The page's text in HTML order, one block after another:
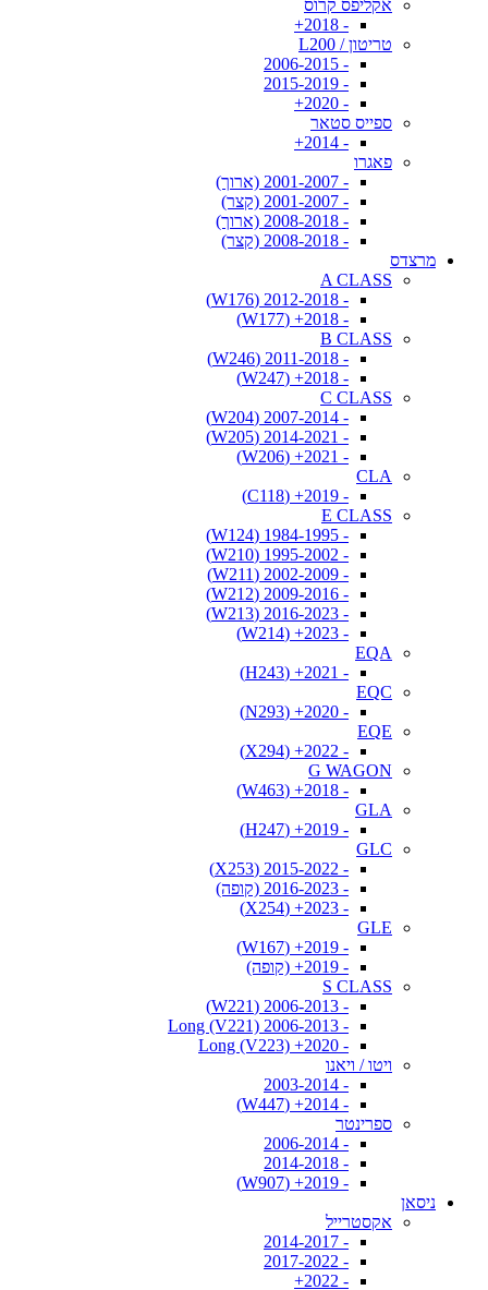
אקליפס קרוס
- 2018+
טריטון / L200
- 2006-2015
- 2015-2019
- 2020+
ספייס סטאר
- 2014+
פאגרו
- 2001-2007 (ארוך)
- 2001-2007 (קצר)
- 2008-2018 (ארוך)
- 2008-2018 (קצר)
מרצדס
A CLASS
- 2012-2018 (W176)
- 2018+ (W177)
B CLASS
- 2011-2018 (W246)
- 2018+ (W247)
C CLASS
- 2007-2014 (W204)
- 2014-2021 (W205)
- 2021+ (W206)
CLA
- 2019+ (C118)
E CLASS
- 1984-1995 (W124)
- 1995-2002 (W210)
- 2002-2009 (W211)
- 2009-2016 (W212)
- 2016-2023 (W213)
- 2023+ (W214)
EQA
- 2021+ (H243)
EQC
- 2020+ (N293)
EQE
- 2022+ (X294)
G WAGON
- 2018+ (W463)
GLA
- 2019+ (H247)
GLC
- 2015-2022 (X253)
- 2016-2023 (קופה)
- 2023+ (X254)
GLE
- 2019+ (W167)
- 2019+ (קופה)
S CLASS
- 2006-2013 (W221)
- 2006-2013 Long (V221)
- 2020+ Long (V223)
ויטו / ויאנו
- 2003-2014
- 2014+ (W447)
ספרינטר
- 2006-2014
- 2014-2018
- 2019+ (W907)
ניסאן
אקסטרייל
- 2014-2017
- 2017-2022
- 2022+